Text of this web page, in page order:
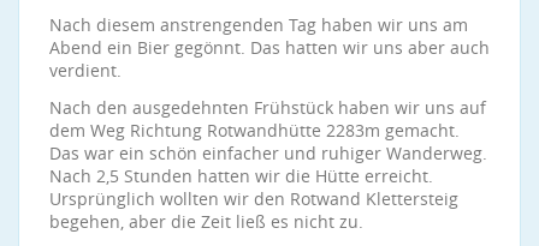
Nach diesem anstrengenden Tag haben wir uns am
Abend ein Bier gegönnt. Das hatten wir uns aber auch
verdient.
Nach den ausgedehnten Frühstück haben wir uns auf
dem Weg Richtung Rotwandhütte 2283m gemacht.
Das war ein schön einfacher und ruhiger Wanderweg.
Nach 2,5 Stunden hatten wir die Hütte erreicht.
Ursprünglich wollten wir den Rotwand Klettersteig
begehen, aber die Zeit ließ es nicht zu.